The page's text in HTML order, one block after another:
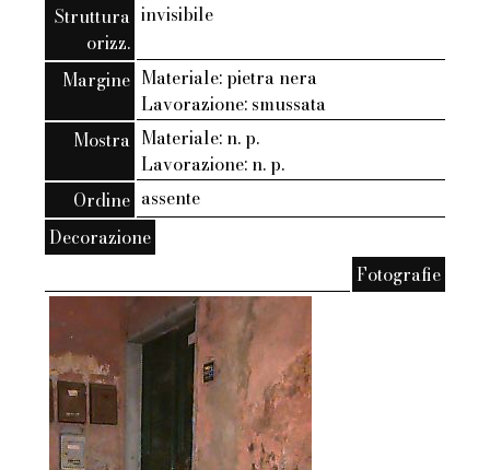
Struttura
orizz.
invisibile
Margine Materiale: pietra nera
Lavorazione: smussata
Mostra Materiale: n. p.
Lavorazione: n. p.
Ordine assente
Decorazione
Fotografie